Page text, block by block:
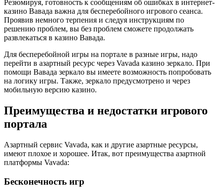
Резюмируя, готовность к сообщениям об ошибках в интернет-
казино Вавада важна для бесперебойного игрового сеанса.
Проявив немного терпения и следуя инструкциям по
решению проблем, вы без проблем сможете продолжать
развлекаться в казино Вавада.
Для бесперебойной игры на портале в разные игры, надо
перейти в азартный ресурс через Vavada казино зеркало. При
помощи Вавада зеркало вы имеете возможность попробовать
на логику игры. Также, зеркало предусмотрено и через
мобильную версию казино.
Преимущества и недостатки игрового
портала
Азартный сервис Vavada, как и другие азартные ресурсы,
имеют плохое и хорошее. Итак, вот преимущества азартной
платформы Vavada:
Бесконечность игр